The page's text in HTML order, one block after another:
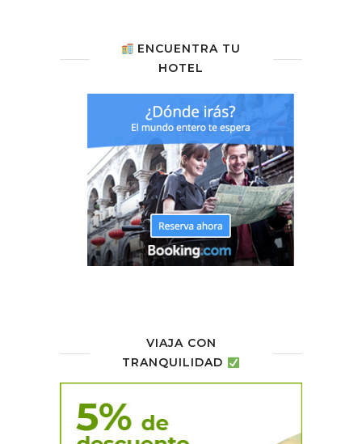
ENCUENTRA TU
HOTEL
VIAJA CON
TRANQUILIDAD